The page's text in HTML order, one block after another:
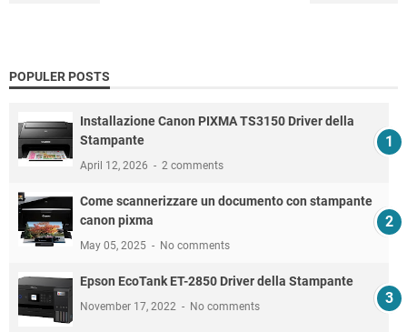
POPULER POSTS
Installazione Canon PIXMA TS3150 Driver della
Stampante
April 12, 2026 2 comments
Come scannerizzare un documento con stampante
canon pixma
May 05, 2025 No comments
Epson EcoTank ET-2850 Driver della Stampante
November 17, 2022 No comments